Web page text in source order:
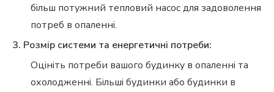
більш потужний тепловий насос для задоволення
потреб в опаленні.
3. Розмір системи та енергетичні потреби:
Оцініть потреби вашого будинку в опаленні та
охолодженні. Більші будинки або будинки в